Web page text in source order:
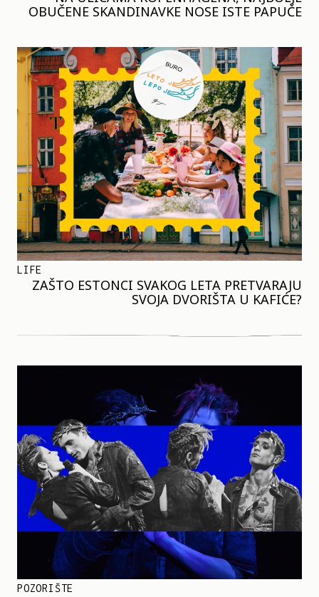
OBUČENE SKANDINAVKE NOSE ISTE PAPUČE
LIFE
ZAŠTO ESTONCI SVAKOG LETA PRETVARAJU
SVOJA DVORIŠTA U KAFIĆE?
POZORIŠTE